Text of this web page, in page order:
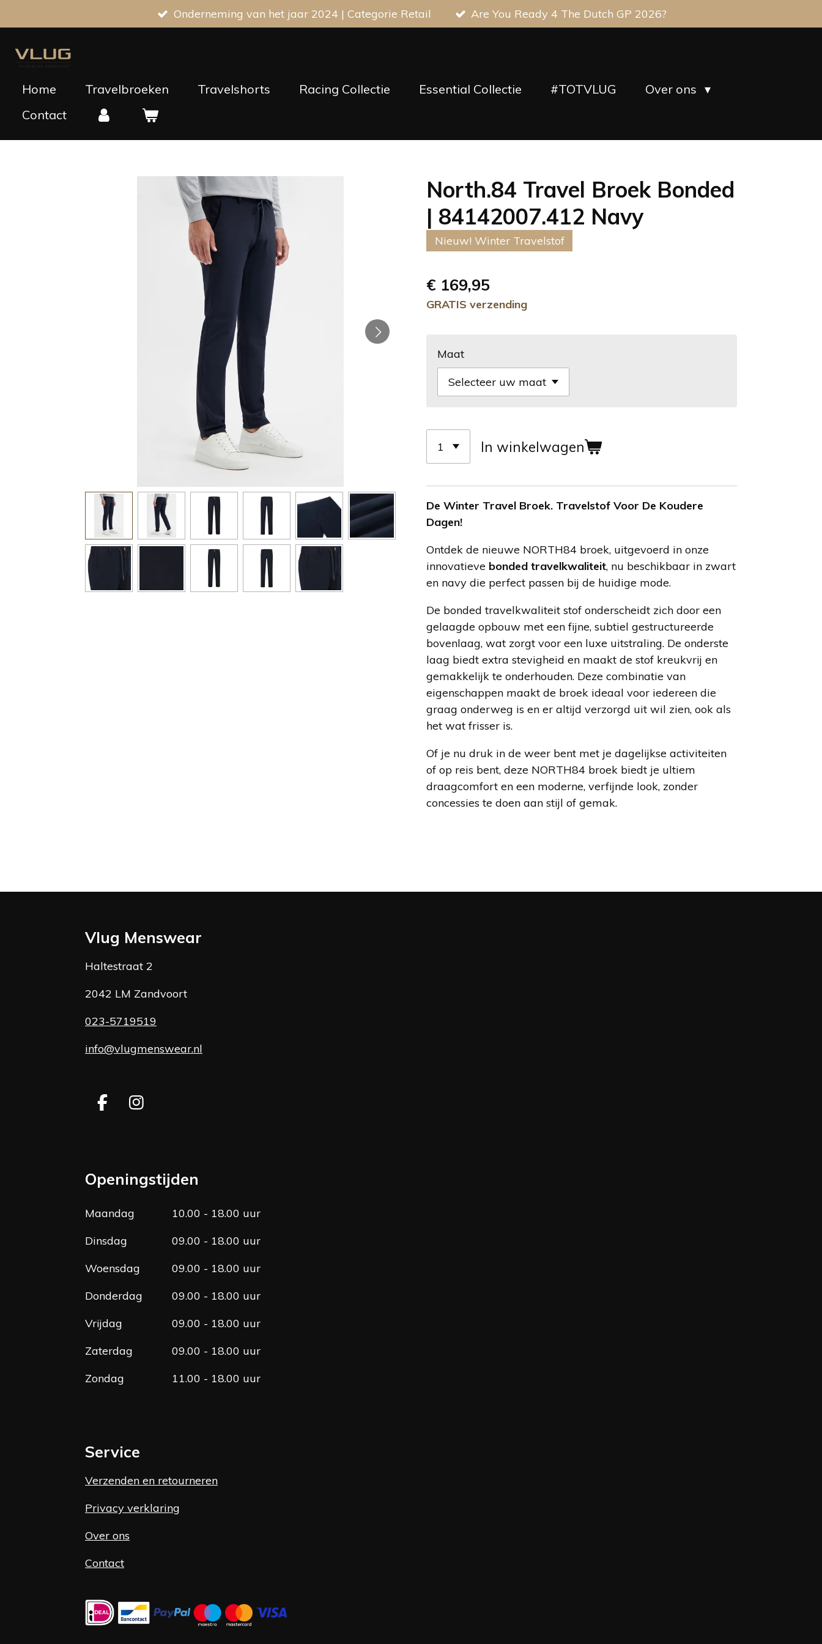
direct
naar
Onderneming van het jaar 2024 | Categorie Retail Are You Ready 4 The Dutch GP 2026?
Home Travelbroeken Travelshorts Racing Collectie Essential Collectie #TOTVLUG
Over ons
Contact
North.84 Travel Broek Bonded
| 84142007.412 Navy
Nieuw! Winter Travelstof
€ 169,95
GRATIS verzending
Maat
In winkelwagen
De Winter Travel Broek. Travelstof Voor De Koudere
Dagen!
Ontdek de nieuwe NORTH84 broek, uitgevoerd in onze
innovatieve bonded travelkwaliteit, nu beschikbaar in zwart
en navy die perfect passen bij de huidige mode.
De bonded travelkwaliteit stof onderscheidt zich door een
gelaagde opbouw met een fijne, subtiel gestructureerde
bovenlaag, wat zorgt voor een luxe uitstraling. De onderste
laag biedt extra stevigheid en maakt de stof kreukvrij en
gemakkelijk te onderhouden. Deze combinatie van
eigenschappen maakt de broek ideaal voor iedereen die
graag onderweg is en er altijd verzorgd uit wil zien, ook als
het wat frisser is.
Of je nu druk in de weer bent met je dagelijkse activiteiten
of op reis bent, deze NORTH84 broek biedt je ultiem
draagcomfort en een moderne, verfijnde look, zonder
concessies te doen aan stijl of gemak.
Vlug Menswear
Haltestraat 2
2042 LM Zandvoort
023-5719519
info@vlugmenswear.nl
F
b
o
I
a
g
Openingstijden
Maandag
10.00 - 18.00 uur
Dinsdag
09.00 - 18.00 uur
Woensdag
09.00 - 18.00 uur
Donderdag
09.00 - 18.00 uur
Vrijdag
09.00 - 18.00 uur
Zaterdag
09.00 - 18.00 uur
Zondag
11.00 - 18.00 uur
Service
Verzenden en retourneren
Privacy verklaring
Over ons
Contact